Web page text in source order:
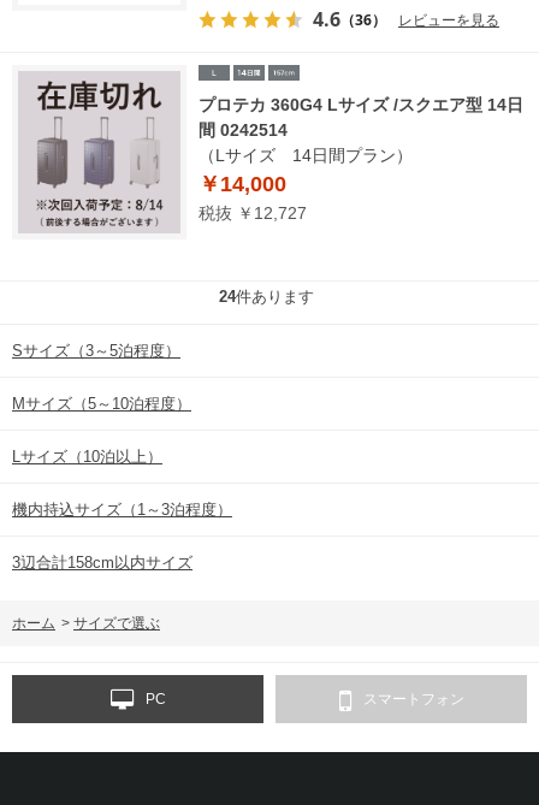
4.6 （36） レビューを見る
プロテカ 360G4 Lサイズ /スクエア型 14日
間 0242514
（Lサイズ 14日間プラン）
￥14,000
税抜 ￥12,727
24件あります
Sサイズ（3～5泊程度）
Mサイズ（5～10泊程度）
Lサイズ（10泊以上）
機内持込サイズ（1～3泊程度）
3辺合計158cm以内サイズ
ホーム > サイズで選ぶ
PC スマートフォン